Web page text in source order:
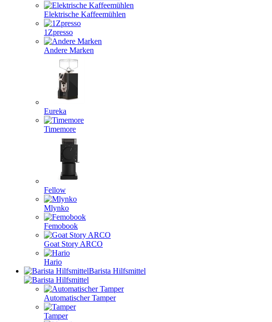
Elektrische Kaffeemühlen
1Zpresso
Andere Marken
Eureka
Timemore
Fellow
Mlynko
Femobook
Goat Story ARCO
Hario
Barista Hilfsmittel
Automatischer Tamper
Tamper